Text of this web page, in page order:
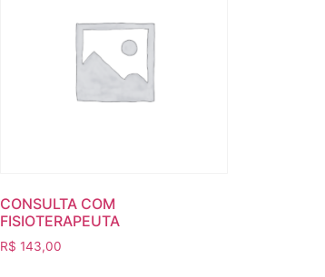
CONSULTA COM
FISIOTERAPEUTA
R$ 143,00